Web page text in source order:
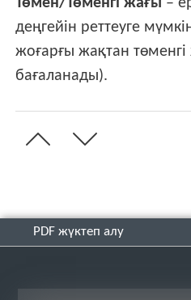
деңгейін реттеуге
жоғарғы жақтан
бағаланады).
PDF жүктеп алу